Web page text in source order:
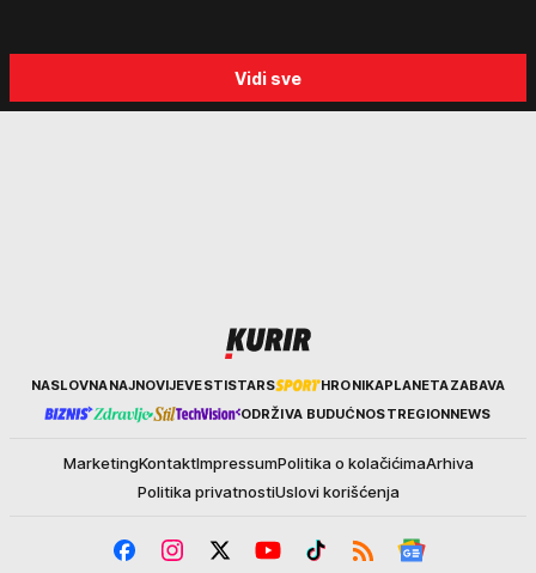
Vidi sve
KurirNASLOVNANAJNOVIJEVESTISTARS HRONIKAPLANETAZABAVA
ODRŽIVA BUDUĆNOSTREGIONNEWS
MarketingKontaktImpressumPolitika o kolačićimaArhiva
Politika privatnostiUslovi korišćenja